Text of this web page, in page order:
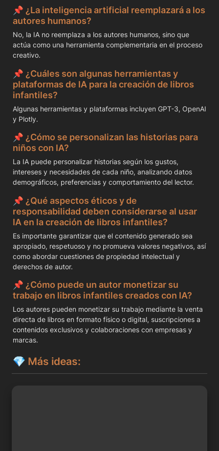
📌 ¿La inteligencia artificial reemplazará a los
autores humanos?
No, la IA no reemplaza a los autores humanos, sino que
actúa como una herramienta complementaria en el proceso
creativo.
📌 ¿Cuáles son algunas herramientas y
plataformas de IA para la creación de libros
infantiles?
Algunas herramientas y plataformas incluyen GPT-3, OpenAI
y Plotly.
📌 ¿Cómo se personalizan las historias para
niños con IA?
La IA puede personalizar historias según los gustos,
intereses y necesidades de cada niño, analizando datos
demográficos, preferencias y comportamiento del lector.
📌 ¿Qué aspectos éticos y de
responsabilidad deben considerarse al usar
IA en la creación de libros infantiles?
Es importante garantizar que el contenido generado sea
apropiado, respetuoso y no promueva valores negativos, así
como abordar cuestiones de propiedad intelectual y
derechos de autor.
📌 ¿Cómo puede un autor monetizar su
trabajo en libros infantiles creados con IA?
Los autores pueden monetizar su trabajo mediante la venta
directa de libros en formato físico o digital, suscripciones a
contenidos exclusivos y colaboraciones con empresas y
marcas.
💎 Más ideas: